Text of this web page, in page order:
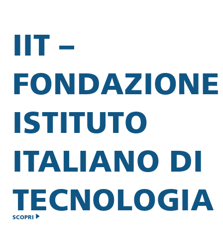
IIT –
FONDAZIONE
ISTITUTO
ITALIANO DI
TECNOLOGIA
SCOPRI